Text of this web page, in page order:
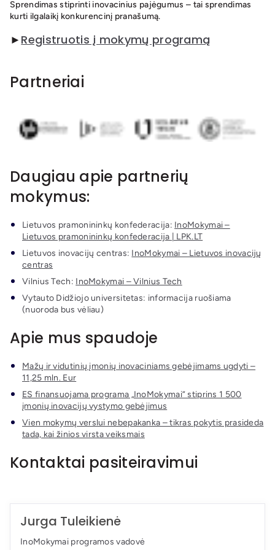
Sprendimas stiprinti inovacinius pajėgumus – tai sprendimas
kurti ilgalaikį konkurencinį pranašumą.
► Registruotis į mokymų programą
Partneriai
Daugiau apie partnerių
mokymus:
Lietuvos pramonininkų konfederacija: InoMokymai –
Lietuvos pramonininkų konfederacija | LPK.LT
Lietuvos inovacijų centras: InoMokymai – Lietuvos inovacijų
centras
Vilnius Tech: InoMokymai – Vilnius Tech
Vytauto Didžiojo universitetas: informacija ruošiama
(nuoroda bus vėliau)
Apie mus spaudoje
Mažų ir vidutinių įmonių inovaciniams gebėjimams ugdyti –
11,25 mln. Eur
ES finansuojama programa „InoMokymai“ stiprins 1 500
įmonių inovacijų vystymo gebėjimus
Vien mokymų verslui nebepakanka – tikras pokytis prasideda
tada, kai žinios virsta veiksmais
Kontaktai pasiteiravimui
Jurga Tuleikienė
InoMokymai programos vadovė